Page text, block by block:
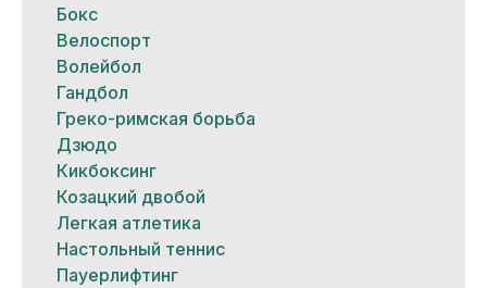
Бокс
Велоспорт
Волейбол
Гандбол
Греко-римская борьба
Дзюдо
Кикбоксинг
Козацкий двобой
Легкая атлетика
Настольный теннис
Пауерлифтинг